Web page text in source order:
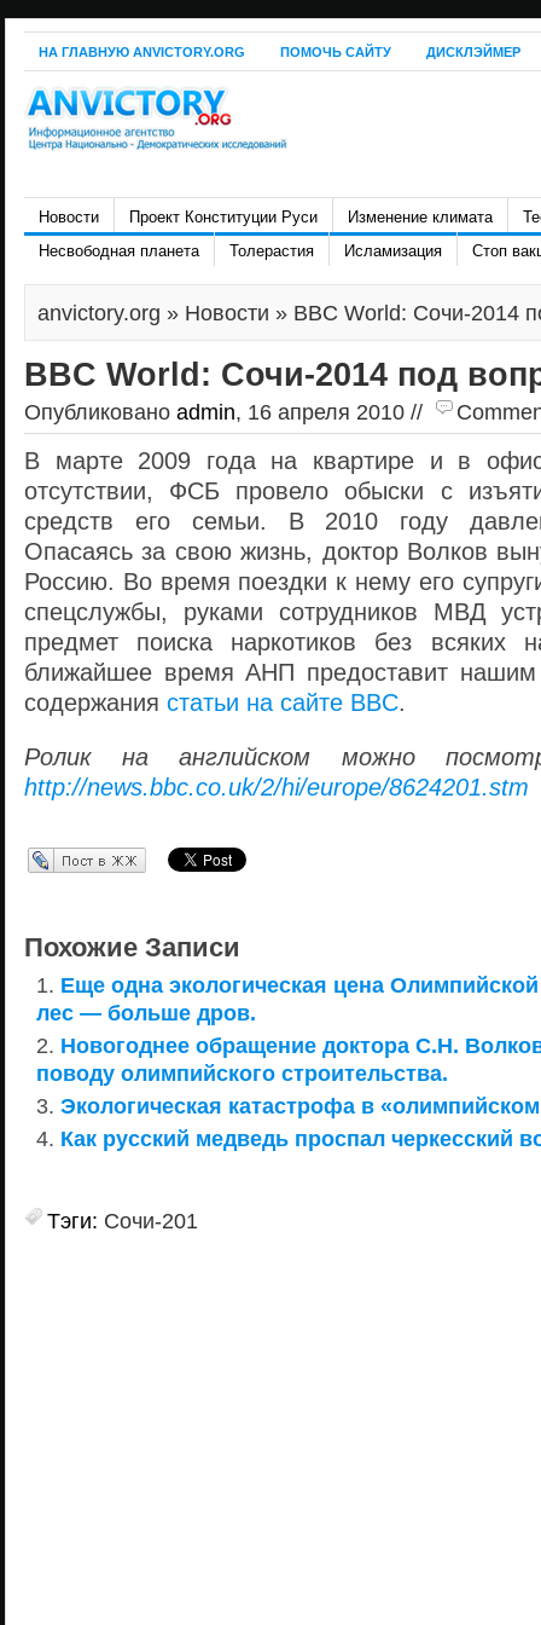
НА ГЛАВНУЮ ANVICTORY.ORG ПОМОЧЬ САЙТУ ДИСКЛЭЙМЕР
Новости Проект Конституции Руси Изменение климата
Несвободная планета
Толерастия Исламизация Стоп
anvictory.org » Новости » BBC World: Сочи-2014
BBC World: Сочи-2014 под
Опубликовано admin, 16 апреля 2010 //
В марте 2009 года на квартире и в
отсутствии, ФСБ провело обыски с
средств его семьи. В 2010 году
Опасаясь за свою жизнь, доктор Волков
Россию. Во время поездки к нему его
спецслужбы, руками сотрудников МВД
предмет поиска наркотиков без всяких
ближайшее время АНП предоставит нашим
содержания статьи на сайте BBC.
Ролик на английском можно
http://news.bbc.co.uk/2/hi/europe/8624201.stm
Перепост в ЖЖ
Похожие Записи
Еще одна экологическая цена
лес — больше дров.
Новогоднее обращение доктора С.Н.
поводу олимпийского строительства.
Экологическая катастрофа в
Как русский медведь проспал черкесский
Тэги: Сочи-201